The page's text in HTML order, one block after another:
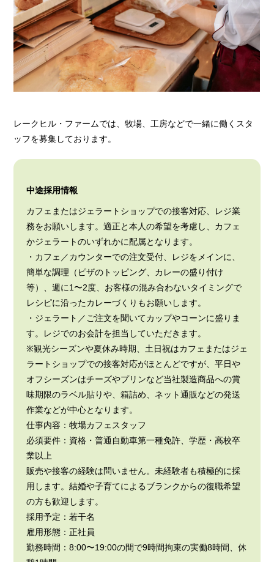
レークヒル・ファームでは、牧場、工房などで一緒に働くスタ
ッフを募集しております。
中途採用情報
カフェまたはジェラートショップでの接客対応、レジ業
務をお願いします。適正と本人の希望を考慮し、カフェ
かジェラートのいずれかに配属となります。
・カフェ／カウンターでの注文受付、レジをメインに、
簡単な調理（ピザのトッピング、カレーの盛り付け
等）、週に1〜2度、お客様の混み合わないタイミングで
レシピに沿ったカレーづくりもお願いします。
・ジェラート／ご注文を聞いてカップやコーンに盛りま
す。レジでのお会計を担当していただきます。
※観光シーズンや夏休み時期、土日祝はカフェまたはジェ
ラートショップでの接客対応がほとんどですが、平日や
オフシーズンはチーズやプリンなど当社製造商品への賞
味期限のラベル貼りや、箱詰め、ネット通販などの発送
作業などが中心となります。
仕事内容：牧場カフェスタッフ
必須要件：資格・普通自動車第一種免許、学歴・高校卒
業以上
販売や接客の経験は問いません。未経験者も積極的に採
用します。結婚や子育てによるブランクからの復職希望
の方も歓迎します。
採用予定：若干名
雇用形態：正社員
勤務時間：8:00〜19:00の間で9時間拘束の実働8時間、休